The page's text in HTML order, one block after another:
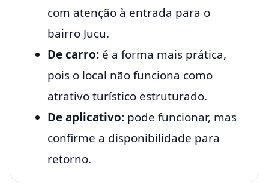
com atenção à entrada para o
bairro Jucu.
De carro: é a forma mais prática,
pois o local não funciona como
atrativo turístico estruturado.
De aplicativo: pode funcionar, mas
confirme a disponibilidade para
retorno.